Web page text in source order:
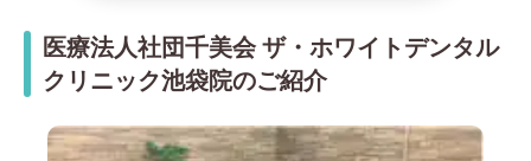
医療法人社団千美会 ザ・ホワイトデンタル
クリニック池袋院のご紹介